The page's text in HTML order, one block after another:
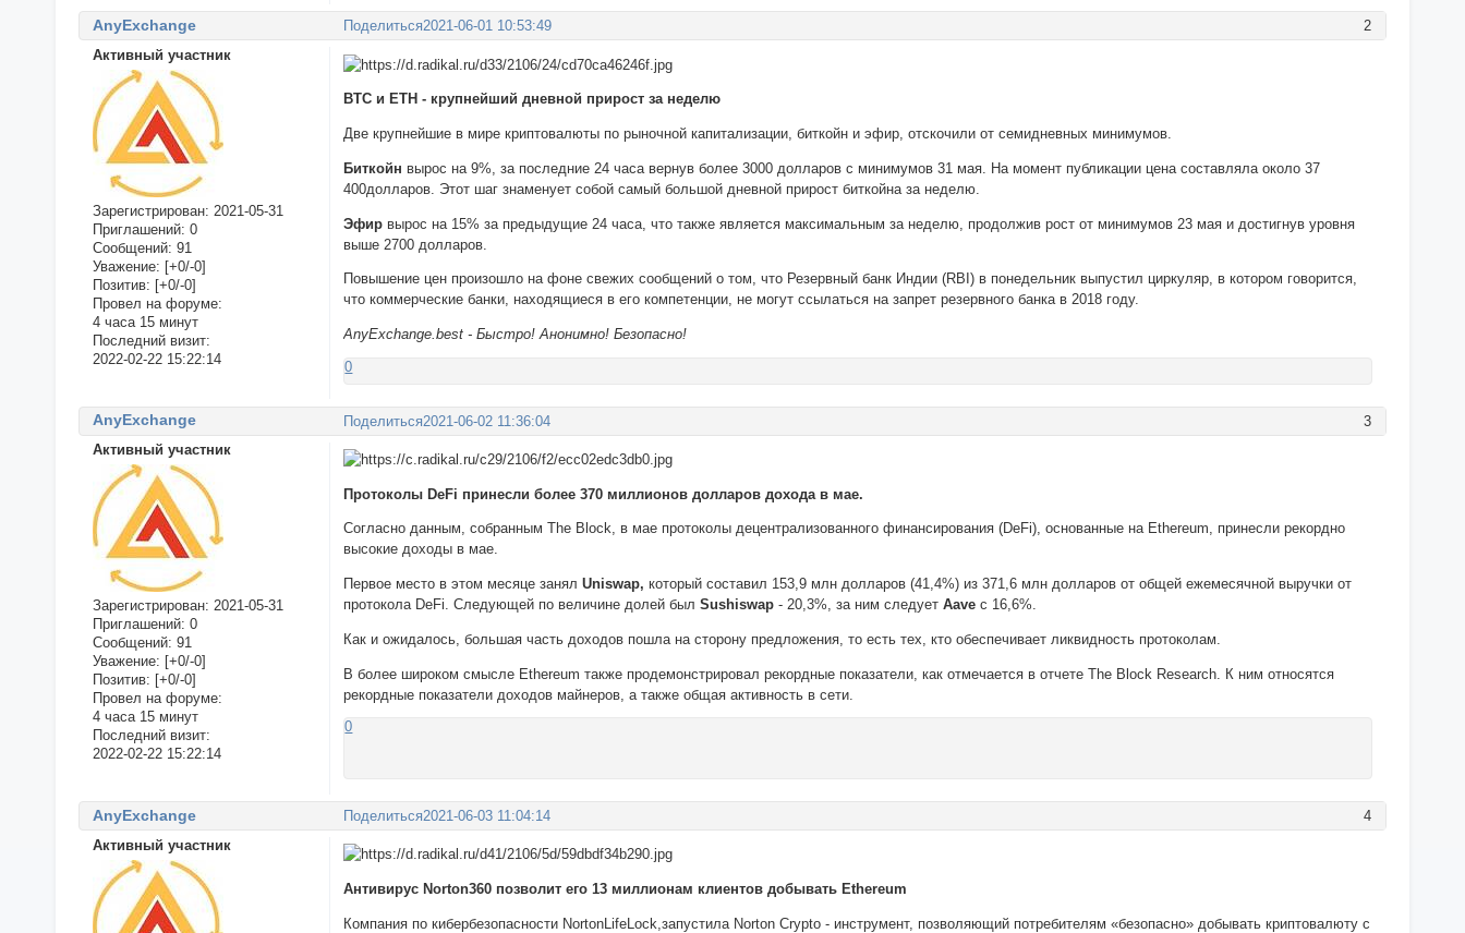
Поделиться 2
2021-06-01 10:53:49
AnyExchange
Активный участник
Зарегистрирован: 2021-05-31
Приглашений: 0
Сообщений: 91
Уважение: [+0/-0]
Позитив: [+0/-0]
Провел на форуме:
4 часа 15 минут
Последний визит:
2022-02-22 15:22:14
BTC и ETH - крупнейший дневной прирост за неделю
Две крупнейшие в мире криптовалюты по рыночной капитализации, биткойн и эфир, отскочили от семидневных минимумов.
Биткойн вырос на 9%, за последние 24 часа вернув более 3000 долларов с минимумов 31 мая. На момент публикации цена составляла около 37
400долларов. Этот шаг знаменует собой самый большой дневной прирост биткойна за неделю.
Эфир вырос на 15% за предыдущие 24 часа, что также является максимальным за неделю, продолжив рост от минимумов 23 мая и достигнув уровня
выше 2700 долларов.
Повышение цен произошло на фоне свежих сообщений о том, что Резервный банк Индии (RBI) в понедельник выпустил циркуляр, в котором говорится,
что коммерческие банки, находящиеся в его компетенции, не могут ссылаться на запрет резервного банка в 2018 году.
AnyExchange.best - Быстро! Анонимно! Безопасно!
0
Поделиться 3
2021-06-02 11:36:04
AnyExchange
Активный участник
Зарегистрирован: 2021-05-31
Приглашений: 0
Сообщений: 91
Уважение: [+0/-0]
Позитив: [+0/-0]
Провел на форуме:
4 часа 15 минут
Последний визит:
2022-02-22 15:22:14
Протоколы DeFi принесли более 370 миллионов долларов дохода в мае.
Согласно данным, собранным The Block, в мае протоколы децентрализованного финансирования (DeFi), основанные на Ethereum, принесли рекордно
высокие доходы в мае.
Первое место в этом месяце занялUniswap, который составил 153,9 млн долларов (41,4%) из 371,6 млн долларов от общей ежемесячной выручки от
протокола DeFi. Следующей по величине долей былSushiswap- 20,3%, за ним следуетAaveс 16,6%.
Как и ожидалось, большая часть доходов пошла на сторону предложения, то есть тех, кто обеспечивает ликвидность протоколам.
В более широком смысле Ethereum также продемонстрировал рекордные показатели, как отмечается в отчете The Block Research. К ним относятся
рекордные показатели доходов майнеров, а также общая активность в сети.
0
Поделиться 4
2021-06-03 11:04:14
AnyExchange
Активный участник
Антивирус Norton360 позволит его 13 миллионам клиентов добывать Ethereum
Компания по кибербезопасности NortonLifeLock,запустила Norton Crypto - инструмент, позволяющий потребителям «безопасно» добывать криптовалюту с